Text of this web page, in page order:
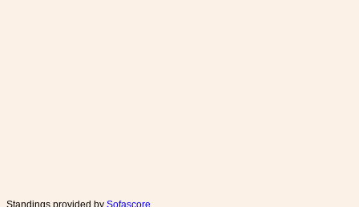
Standings provided by Sofascore